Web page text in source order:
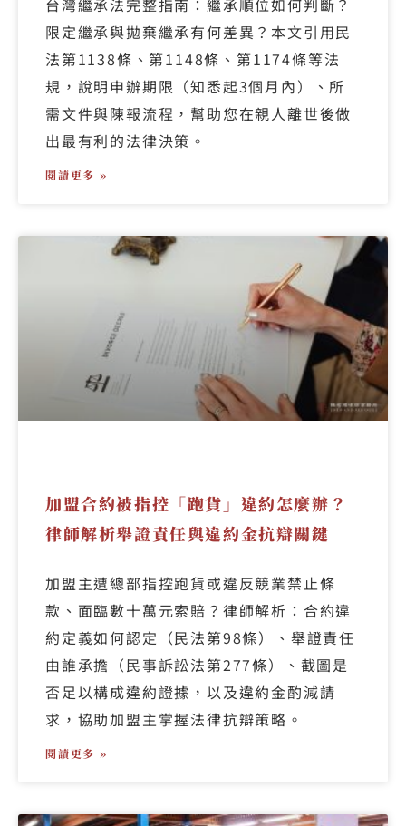
限定繼承與拋棄繼承有何差異？本文引用民
法第1138條、第1148條、第1174條等法
規，說明申辦期限（知悉起3個月內）、所
需文件與陳報流程，幫助您在親人離世後做
出最有利的法律決策。
閱讀更多 »
加盟合約被指控「跑貨」違約怎麼辦？
律師解析舉證責任與違約金抗辯關鍵
加盟主遭總部指控跑貨或違反競業禁止條
款、面臨數十萬元索賠？律師解析：合約違
約定義如何認定（民法第98條）、舉證責任
由誰承擔（民事訴訟法第277條）、截圖是
否足以構成違約證據，以及違約金酌減請
求，協助加盟主掌握法律抗辯策略。
閱讀更多 »